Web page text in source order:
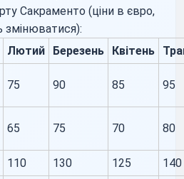
Сакраменто (ціни в євро,
змінюватися):
Лютий Березень Квітень
75 90 85 95
65 75 70 80
110 130 125
140